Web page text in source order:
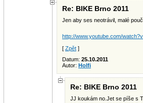
Re: BIKE Brno 2011
Jen aby ses neotrávil, malé
http://www.youtube.com/
[ Zpět ]
Datum: 25.10.2011
Autor: Holfi
Re: BIKE Brno 2011
JJ koukám no.Jet se píše s